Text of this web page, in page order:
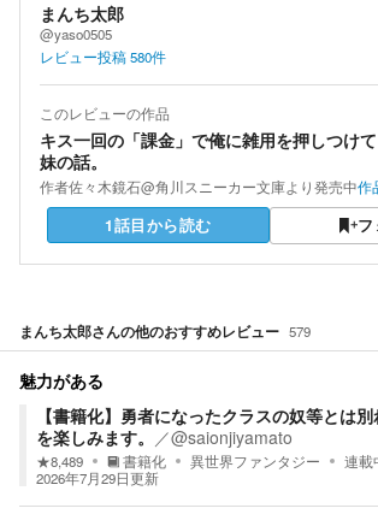
まんち太郎
@yaso0505
レビュー投稿580件
このレビューの作品
キス一回の「課金」で俺に雑用を押しつけ
妹の話。
作者佐々木鏡石@角川スニーカー文庫より発売中作
1話目から読む
まんち太郎さんの他のおすすめレビュー 579
魅力がある
【書籍化】勇者になったクラスの奴等とは
を楽しみます。 ／@saionjiyamato
★8,489 書籍化 異世界ファンタジー 連載
2026年7月29日更新